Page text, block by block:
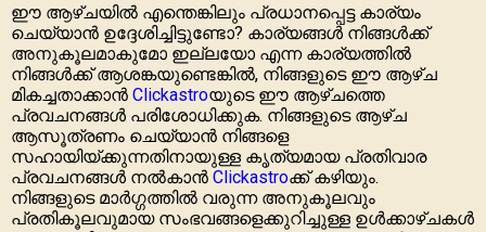
ഈ ആഴ്‌ചയിൽ എന്തെങ്കിലും പ്രധാനപ്പെട്ട കാര്യം
ചെയ്യാൻ ഉദ്ദേശിച്ചിട്ടുണ്ടോ? കാര്യങ്ങൾ നിങ്ങൾക്ക്
അനുകൂലമാകുമോ ഇല്ലയോ എന്ന കാര്യത്തിൽ
നിങ്ങൾക്ക് ആശങ്കയുണ്ടെങ്കിൽ, നിങ്ങളുടെ ഈ ആഴ്‌ച
മികച്ചതാക്കാൻ Clickastroയുടെ ഈ ആഴ്ചത്തെ
പ്രവചനങ്ങൾ പരിശോധിക്കുക. നിങ്ങളുടെ ആഴ്‌ച
ആസൂത്രണം ചെയ്യാൻ നിങ്ങളെ
സഹായിയ്ക്കുന്നതിനായുള്ള കൃത്യമായ പ്രതിവാര
പ്രവചനങ്ങൾ നൽകാൻ Clickastroക്ക് കഴിയും.
നിങ്ങളുടെ മാര്‍ഗ്ഗത്തിൽ വരുന്ന അനുകൂലവും
പ്രതികൂലവുമായ സംഭവങ്ങളെക്കുറിച്ചുള്ള ഉൾക്കാഴ്ചകൾ